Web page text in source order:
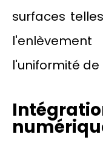
surfaces
l'uniformité de